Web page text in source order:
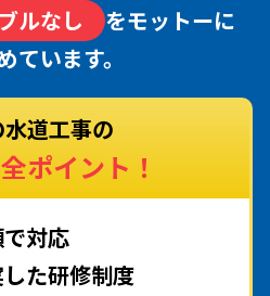
ルなし
をモットーに
ています。
道工事の
ポイント！
対応
た研修制度